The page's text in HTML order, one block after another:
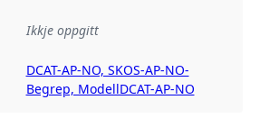
Ikkje oppgitt
Referanse til ei implementeringsregel eller
DCAT-AP-NO, SKOS-AP-NO-
Begrep, ModellDCAT-AP-NO